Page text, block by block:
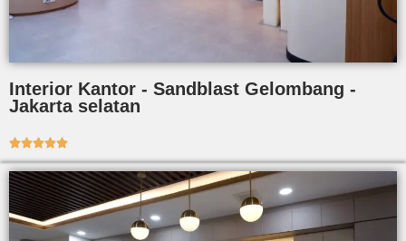
Interior Kantor - Sandblast Gelombang -
Jakarta selatan
